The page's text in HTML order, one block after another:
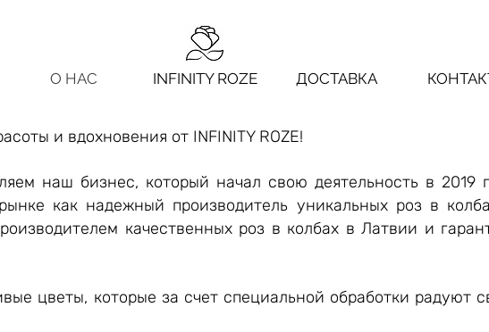
О НАС INFINITY ROZE ДОСТАВКА
и вдохновения от INFINITY ROZE!
наш бизнес, который начал свою деятельность в 2019
как надежный производитель уникальных роз в
качественных роз в колбах в Латвии и
цветы, которые за счет специальной обработки радуют